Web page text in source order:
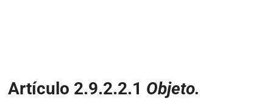
Artículo 2.9.2.2.1 Objeto.